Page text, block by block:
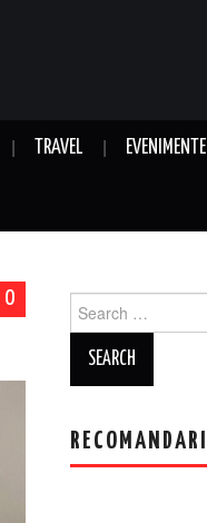
TRAVEL EVENIMENTE
0
for:
RECOMANDARI